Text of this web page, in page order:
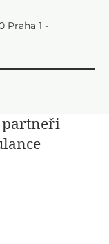
Praha 1 -
partneři